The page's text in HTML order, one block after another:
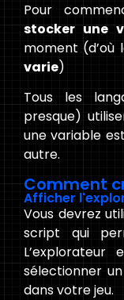
Pour
stocker une
moment (d’où
varie)
Tous les
presque)
une variable
autre.
Comment
Afficher
Vous devrez
script qui
L’explorateur
sélectionner
dans votre jeu.